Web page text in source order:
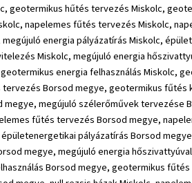
hűtés tervezés Miskolc,
napelemes fűtés tervezés Miskolc,
energia pályázatírás Miskolc,
Miskolc, megújuló energia
energia felhasználás Miskolc,
Borsod megye, geotermikus
megújuló szélerőművek
fűtés tervezés Borsod megye,
pályázatírás Borsod
megye, megújuló energia
Borsod megye, geotermikus